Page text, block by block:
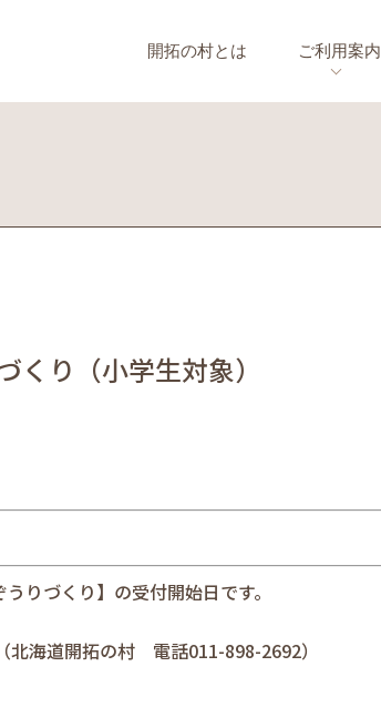
開拓の村とは ご利用案内
くり（小学生対象）
うりづくり】の受付開始日です。
北海道開拓の村 電話011-898-2692）